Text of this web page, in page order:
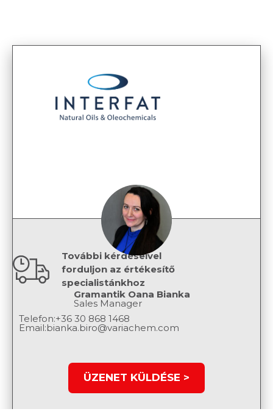
További kérdéseivel
forduljon az értékesítő
specialistánkhoz
Gramantik Oana Bianka
Sales Manager
Telefon:+36 30 868 1468
Email:bianka.biro@variachem.com
ÜZENET KÜLDÉSE >